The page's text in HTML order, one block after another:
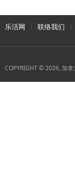
乐活网 联络我们
COPYRIGHT © 2026, 加拿